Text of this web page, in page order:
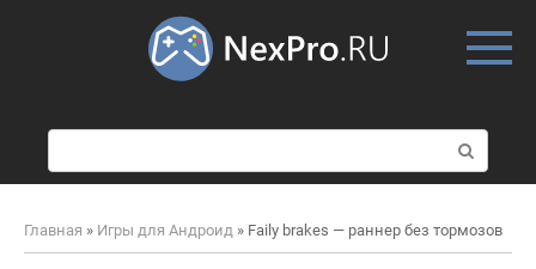
о
и
к
Главная » Игры для Андроид » Faily brakes — раннер без тормозов